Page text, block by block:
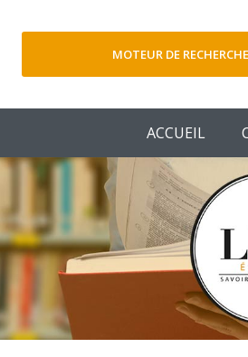
MOTEUR DE RECHERCHE
ACCUEIL